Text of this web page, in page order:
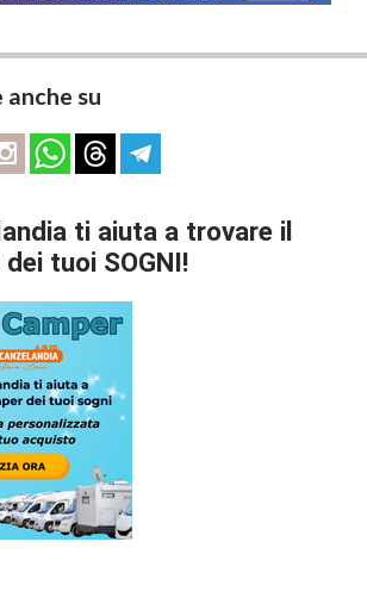
su
ti aiuta a trovare il
dei tuoi SOGNI!